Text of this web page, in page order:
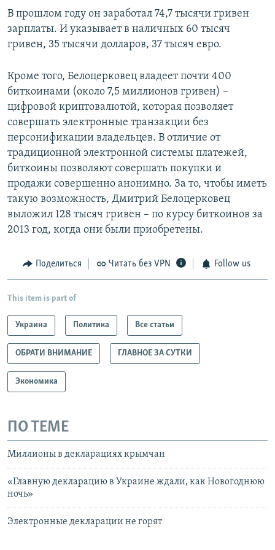
В прошлом году он заработал 74,7 тысячи гривен
зарплаты. И указывает в наличных 60 тысяч
гривен, 35 тысячи долларов, 37 тысяч евро.
Кроме того, Белоцерковец владеет почти 400
биткоинами (около 7,5 миллионов гривен) –
цифровой криптовалютой, которая позволяет
совершать электронные транзакции без
персонификации владельцев. В отличие от
традиционной электронной системы платежей,
биткоины позволяют совершать покупки и
продажи совершенно анонимно. За то, чтобы иметь
такую возможность, Дмитрий Белоцерковец
выложил 128 тысяч гривен – по курсу биткоинов за
2013 год, когда они были приобретены.
Поделиться Читать без VPN Follow us
This item is part of
Украина Политика Все статьи
ОБРАТИ ВНИМАНИЕ ГЛАВНОЕ ЗА СУТКИ
Экономика
ПО ТЕМЕ
Миллионы в декларациях крымчан
«Главную декларацию в Украине ждали, как Новогоднюю
ночь»
Электронные декларации не горят